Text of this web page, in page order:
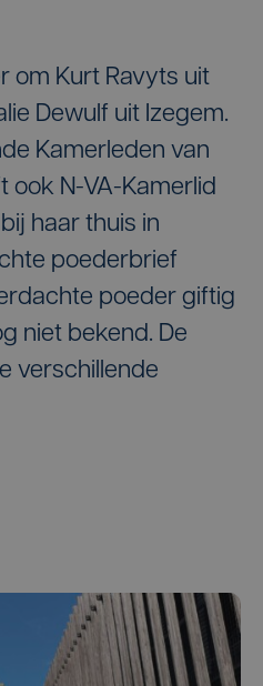
om Kurt Ravyts uit
Dewulf uit Izegem.
Kamerleden van
ook N-VA-Kamerlid
haar thuis in
poederbrief
poeder giftig
niet bekend. De
verschillende